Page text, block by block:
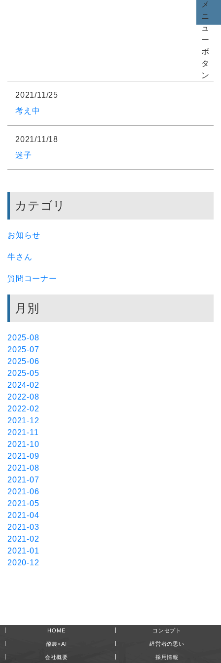
2021/11/25
考え中
2021/11/18
迷子
カテゴリ
お知らせ
牛さん
質問コーナー
月別
2025-08
2025-07
2025-06
2025-05
2024-02
2022-08
2022-02
2021-12
2021-11
2021-10
2021-09
2021-08
2021-07
2021-06
2021-05
2021-04
2021-03
2021-02
2021-01
2020-12
HOME コンセプト
酪農×AI 経営者の思い
会社概要 採用情報